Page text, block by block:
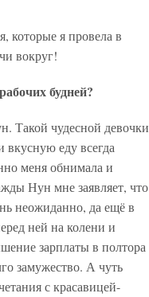
которые я провела в
вокруг!
будней?
Такой чудесной девочки
вкусную еду всегда
меня обнимала и
Нун мне заявляет, что
неожиданно, да ещё в
ней на колени и
зарплаты в полтора
замужество. А чуть
с красавицей-